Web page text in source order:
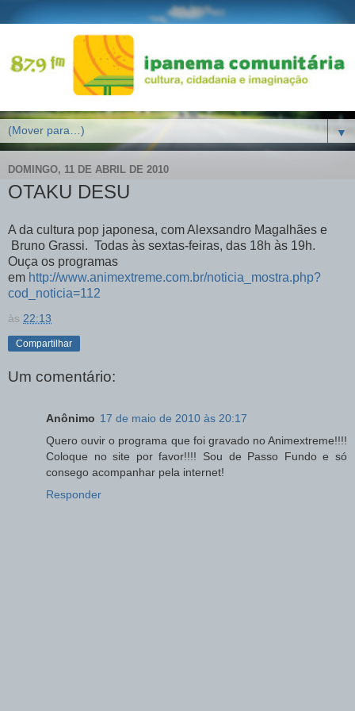
▼
DOMINGO, 11 DE ABRIL DE 2010
OTAKU DESU
A da cultura pop japonesa, com Alexsandro Magalhães e
Bruno Grassi. Todas às sextas-feiras, das 18h às 19h.
Ouça os programas
em http://www.animextreme.com.br/noticia_mostra.php?
cod_noticia=112
às 22:13
Compartilhar
Um comentário:
Anônimo 17 de maio de 2010 às 20:17
Quero ouvir o programa que foi gravado no Animextreme!!!!
Coloque no site por favor!!!! Sou de Passo Fundo e só
consego acompanhar pela internet!
Responder